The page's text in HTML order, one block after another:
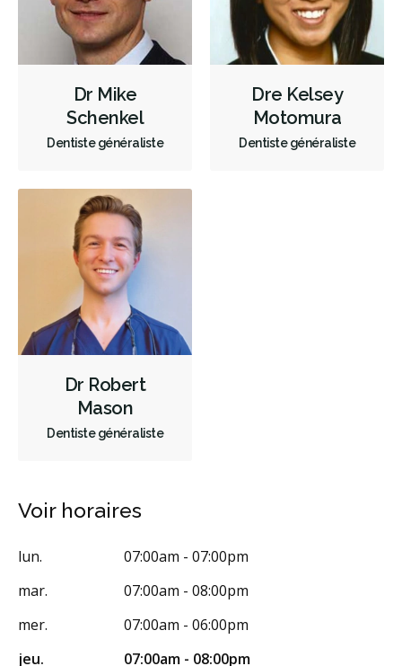
Incrustations Sédation - orale
Appareils dentaires
Soins dentaires pour enfants
Services esthétiques
Endodontie
Chirurgie buccale
Parodontie
Hygiène préventive et nettoyages
Réparateur
Sédation
Dr Mike
Schenkel
Dentiste généraliste
Dre Kelsey
Motomura
Dentiste généraliste
Dr Robert
Mason
Dentiste généraliste
Voir horaires
lun.
07:00am - 07:00pm
mar.
07:00am - 08:00pm
mer.
07:00am - 06:00pm
jeu.
07:00am - 08:00pm